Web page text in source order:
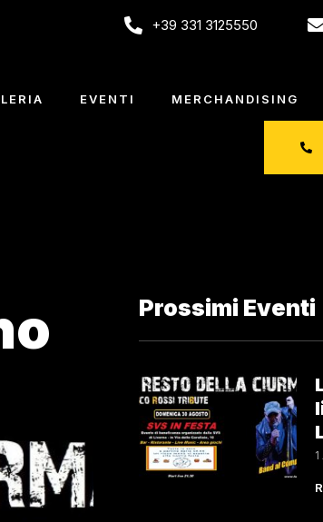
+39 331 3125550
EVENTI MERCHANDISING
Prossimi Eventi